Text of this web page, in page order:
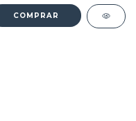
COMPRAR